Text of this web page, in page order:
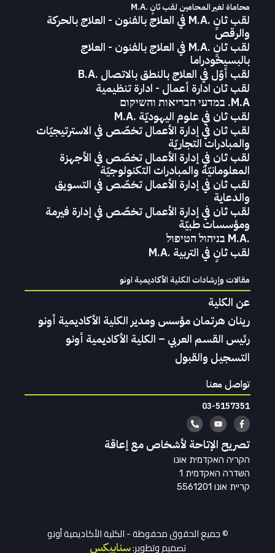
محاماة‭ ‬لغير‭ ‬المحامين لقب‭ ‬ثانٍ .‭ ‬M.A
لقب ثانٍ .M.A في العلاج بالفنون - العلاج بالحركة
والرقص
لقب ثانٍ .M.A في العلاج بالفنون - العلاج
بالبسيخودراما
لقب أوّل في العلاج بالنطق بالاتصال .B.A
لقب ثان ادارة أعمال - ادارة تنظيمية
M.A. במדעי הבריאות והשיקום
لقب ثان في علوم اليهوديّة .M.A
لقب ثان في إدارة الأعمال تخصّص في الاسترتيجيّات
والمبادرات التجاريّة
لقب ثان في إدارة الأعمال تخصّص في الأجهزة
المعلومانيّة والمبادرات التكنولوجيّة
لقب ثان في إدارة الأعمال تخصّص في التسويق
والدعاية
لقب ثان في إدارة الأعمال تخصّص في إدارة فيرمة
ومؤسسات طبيّة
.M.A בניהול הטיפול
لقب ثانٍ في التربية .M.A
مقالات وإرشادات الكلية الأكاديمية اونو
عن الكلية
رينان هرتمان مؤسس ومدير الكلية الأكاديمية أونو
رئيس القسم العربي – الكلية الأكاديمية أونو
التسجيل والقبول
تواصل معنا
03-5157351
تصريح الإتاحة لأشخاص مع إعاقة
הקריה האקדמית אונו
השדרה האקדמית 1
קריית אונו 5561201
© جميع الحقوق محفوظة - الكلية الأكاديمية أونو
تصميم وتطوير:سنابيكس